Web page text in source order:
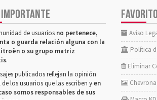
de usuarios no pertenece,
o guarda relación alguna con la
o su grupo matriz
.
publicados reflejan la opinión
los usuarios que las escriben yen
somos responsables de sus
Aviso
Política
Eliminar